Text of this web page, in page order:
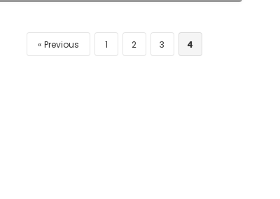
Previous 1 2 3 4